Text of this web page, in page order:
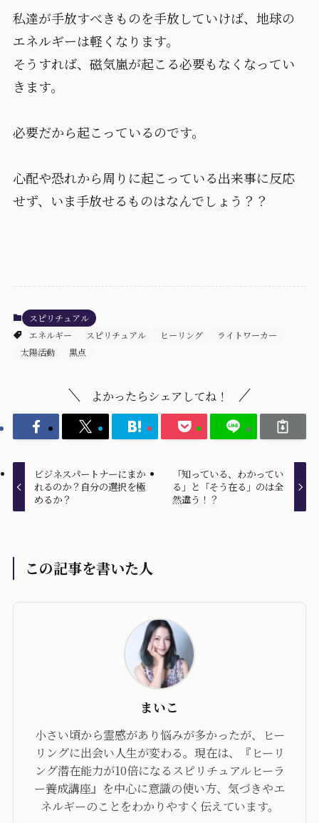
私達が手放すべきものを手放していけば、地球の
エネルギーは軽くなります。
そうすれば、磁気嵐が起こる必要もなくなってい
きます。
必要だから起こっているのです。
心配や恐れから周りに起こっている出来事に反応
せず、いま手放せるものはなんでしょう？？
スピリチュアル
エネルギー
スピリチュアル ヒーリング
ライトワーカー
太陽活動
黒点
よかったらシェアしてね！
ビジネスパートナーにまか
れるのか？自分の選択を極
めるか？
「知っている、わかってい
る」と「そう在る」のは全
然違う！？
この記事を書いた人
まいこ
小さい頃から霊感があり悩みが多かったが、ヒー
リングに出会い人生が変わる。現在は、『ヒーリ
ング潜在能力が10倍になるスピリチュアルヒーラ
ー養成講座』を中心に意識の使い方、気づきやエ
ネルギーのことをわかりやすく伝えています。